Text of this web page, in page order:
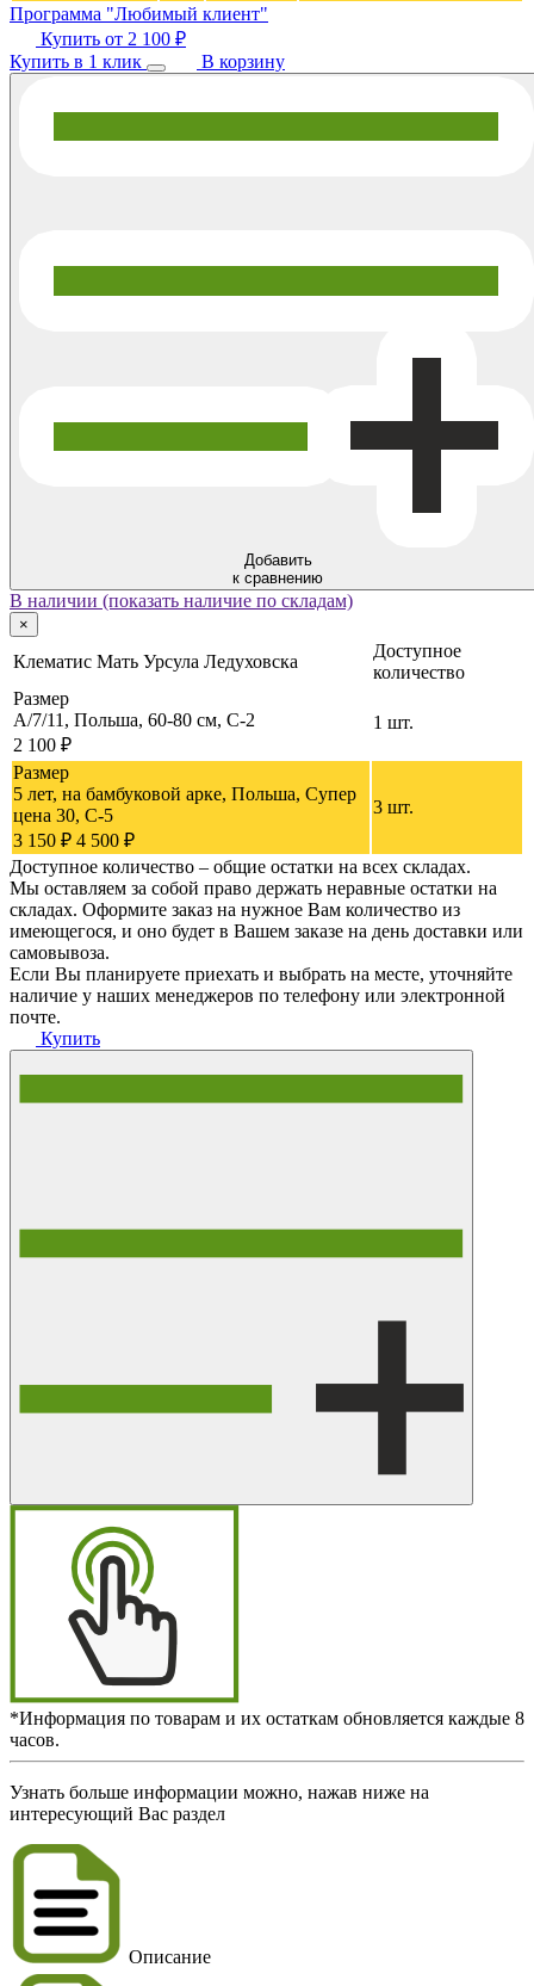
Программа "Любимый клиент"
Купить от 2 100 ₽
Купить в 1 клик
В корзину
Добавить
к сравнению
В наличии (показать наличие по складам)
×
Клематис Мать Урсула Ледуховска
Доступное
количество
Размер
A/7/11, Польша, 60-80 см, C-2
2 100 ₽
1 шт.
Размер
5 лет, на бамбуковой арке, Польша, Супер
цена 30, C-5
3 150 ₽ 4 500 ₽
3 шт.
Доступное количество – общие остатки на всех складах.
Мы оставляем за собой право держать неравные остатки на
складах. Оформите заказ на нужное Вам количество из
имеющегося, и оно будет в Вашем заказе на день доставки или
самовывоза.
Если Вы планируете приехать и выбрать на месте, уточняйте
наличие у наших менеджеров по телефону или электронной
почте.
Купить
*Информация по товарам и их остаткам обновляется каждые 8
часов.
Узнать больше информации можно, нажав ниже на
интересующий Вас раздел
Описание